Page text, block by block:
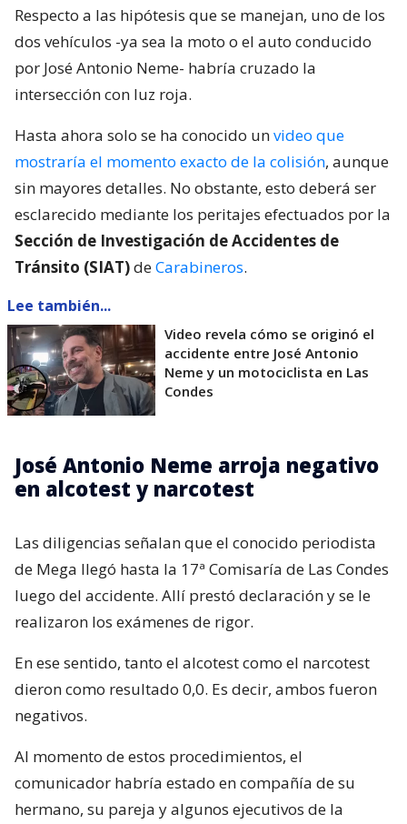
Respecto a las hipótesis que se manejan, uno de los
dos vehículos -ya sea la moto o el auto conducido
por José Antonio Neme- habría cruzado la
intersección con luz roja.
Hasta ahora solo se ha conocido unvideo que
mostraría el momento exacto de la colisión, aunque
sin mayores detalles. No obstante, esto deberá ser
esclarecido mediante los peritajes efectuados por la
Sección de Investigación de Accidentes de
Tránsito (SIAT)deCarabineros.
Lee también...
Video revela cómo se originó el
accidente entre José Antonio
Neme y un motociclista en Las
Condes
José Antonio Neme arroja negativo
en alcotest y narcotest
Las diligencias señalan que el conocido periodista
de Mega llegó hasta la 17ª Comisaría de Las Condes
luego del accidente. Allí prestó declaración y se le
realizaron los exámenes de rigor.
En ese sentido, tanto el alcotest como el narcotest
dieron como resultado 0,0. Es decir, ambos fueron
negativos.
Al momento de estos procedimientos, el
comunicador habría estado en compañía de su
hermano, su pareja y algunos ejecutivos de la